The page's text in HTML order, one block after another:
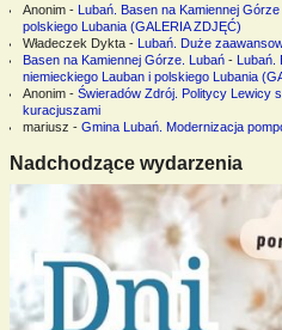
Anonim- Lubań. Basen na Kamiennej
polskiego Lubania (GALERIA ZDJĘĆ)
Władeczek Dykta- Lubań. Duże
Basen na Kamiennej Górze. Lubań- Lubań.
niemieckiego Lauban i polskiego Lubania
Anonim- Świeradów Zdrój. Politycy Lewicy
kuracjuszami
mariusz - Gmina Lubań. Modernizacja
Nadchodzące wydarzenia